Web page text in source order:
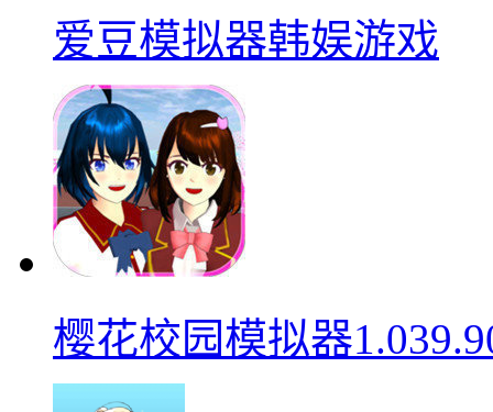
爱豆模拟器韩娱游戏
樱花校园模拟器